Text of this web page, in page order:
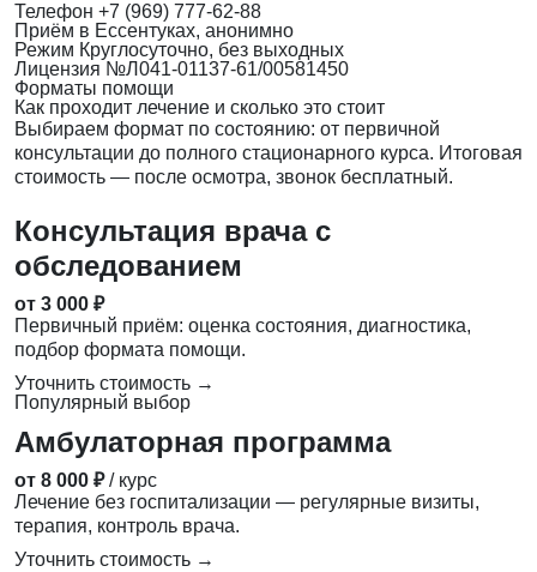
Телефон +7 (969) 777-62-88
Приём в Ессентуках, анонимно
Режим Круглосуточно, без выходных
Лицензия №Л041-01137-61/00581450
Форматы помощи
Как проходит лечение и сколько это стоит
Выбираем формат по состоянию: от первичной
консультации до полного стационарного курса. Итоговая
стоимость — после осмотра, звонок бесплатный.
Консультация врача с
обследованием
от 3 000 ₽
Первичный приём: оценка состояния, диагностика,
подбор формата помощи.
Уточнить стоимость →
Популярный выбор
Амбулаторная программа
от 8 000 ₽ / курс
Лечение без госпитализации — регулярные визиты,
терапия, контроль врача.
Уточнить стоимость →